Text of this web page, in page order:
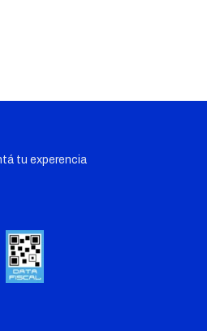
tu experencia